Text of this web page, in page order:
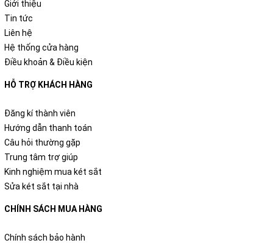
Giới thiệu
Tin tức
Liên hệ
Hệ thống cửa hàng
Điều khoản & Điều kiện
HỖ TRỢ KHÁCH HÀNG
Đăng kí thành viên
Hướng dẫn thanh toán
Câu hỏi thường gặp
Trung tâm trợ giúp
Kinh nghiệm mua két sắt
Sửa két sắt tại nhà
CHÍNH SÁCH MUA HÀNG
Chính sách bảo hành